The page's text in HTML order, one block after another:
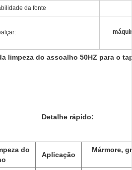
da fonte
limpeza do assoalho 50HZ para o
Detalhe rápido:
do
Aplicação
Mármore,